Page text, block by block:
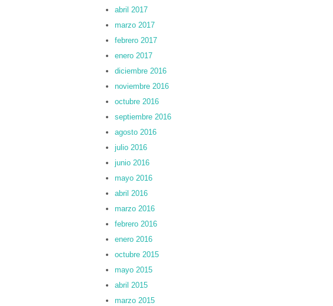
abril 2017
marzo 2017
febrero 2017
enero 2017
diciembre 2016
noviembre 2016
octubre 2016
septiembre 2016
agosto 2016
julio 2016
junio 2016
mayo 2016
abril 2016
marzo 2016
febrero 2016
enero 2016
octubre 2015
mayo 2015
abril 2015
marzo 2015